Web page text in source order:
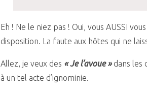
Eh ! Ne le niez pas ! Oui, vous AUSSI
disposition. La faute aux hôtes qui ne
Allez, je veux des « Je l’avoue »dans les
à un tel acte d’ignominie.